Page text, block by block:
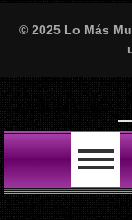
© 2025 Lo Más
LO ÚLTIMO